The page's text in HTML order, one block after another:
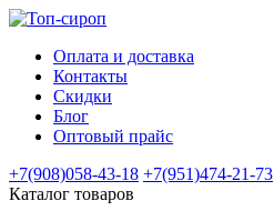
Оплата и доставка
Контакты
Скидки
Блог
Оптовый прайс
+7(908)058-43-18 +7(951)474-21-73
Каталог товаров